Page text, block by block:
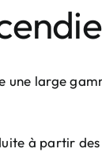
large
à partir